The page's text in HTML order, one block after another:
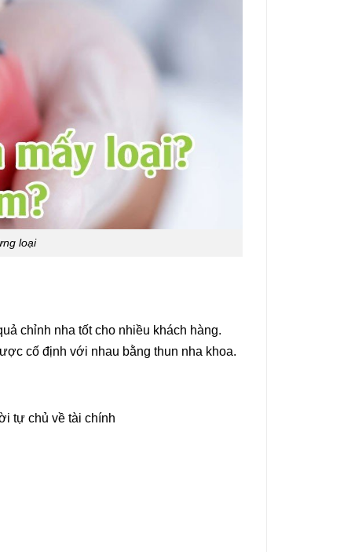
loại
chỉnh nha tốt cho nhiều khách hàng.
cố định với nhau bằng thun nha khoa.
tự chủ về tài chính